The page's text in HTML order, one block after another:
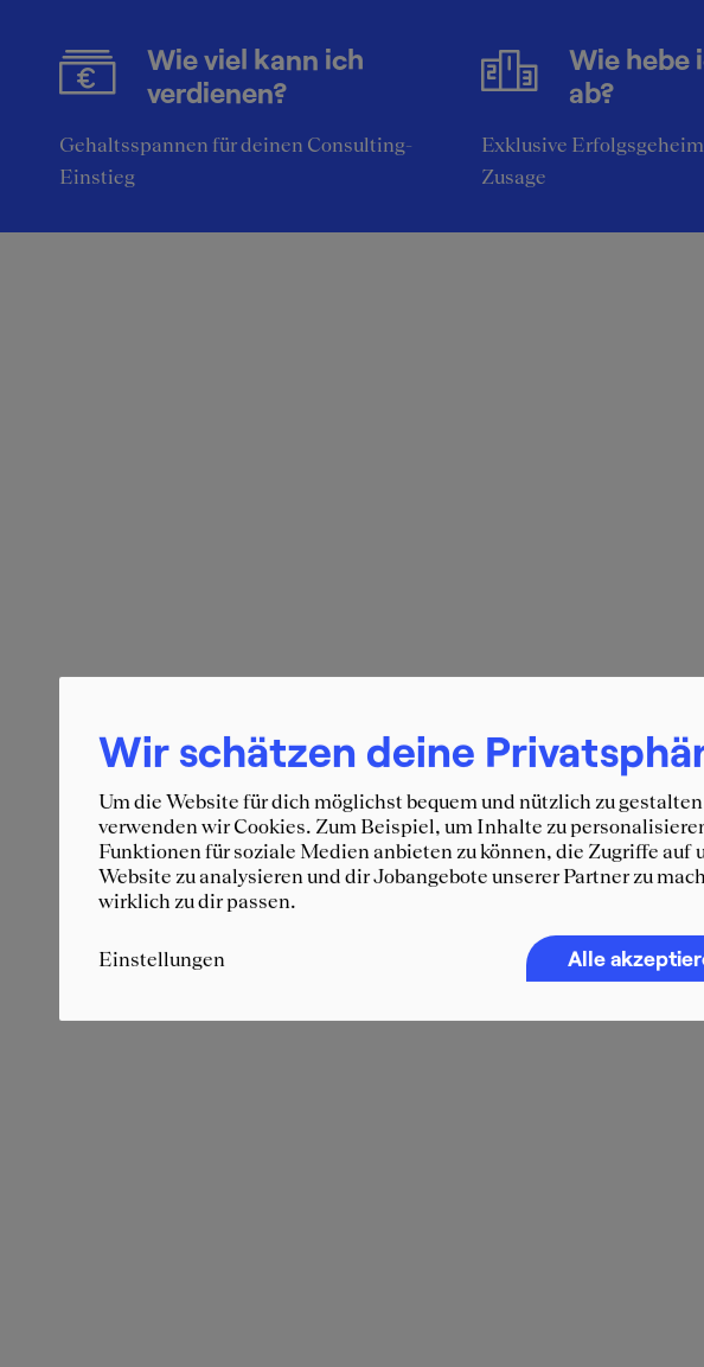
Wie viel kann ich
verdienen?
Gehaltsspannen für deinen Consulting-
Einstieg
Wie hebe
ab?
Exklusive
Zusage
Wir schätzen deine
Um die Website für dich möglichst bequem und nützlich zu
verwenden wir Cookies. Zum Beispiel, um Inhalte zu
Funktionen für soziale Medien anbieten zu können, die Zugriffe auf
Website zu analysieren und dir Jobangebote unserer Partner zu
wirklich zu dir passen.
Einstellungen Alle